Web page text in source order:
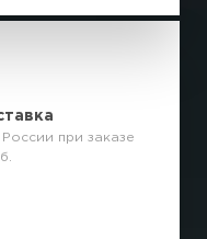
при заказе